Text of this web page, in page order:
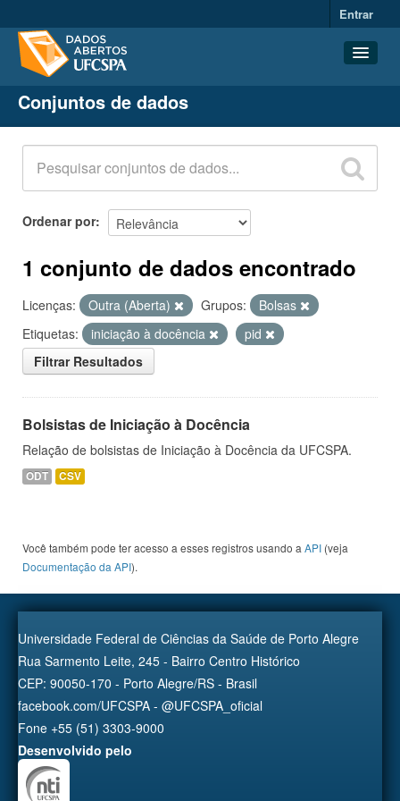
Entrar
Conjuntos de dados
Organizações
Grupos
Sobre
Conjuntos de dados
Ordenar por
1 conjunto de dados encontrado
Licenças: Outra (Aberta) Grupos:
Bolsas
Etiquetas:
iniciação à docência
pid
Filtrar Resultados
Bolsistas de Iniciação à Docência
Relação de bolsistas de Iniciação à Docência da UFCSPA.
ODT CSV
Você também pode ter acesso a esses registros usando a API (veja
Documentação da API).
Universidade Federal de Ciências da Saúde de Porto Alegre
Rua Sarmento Leite, 245 - Bairro Centro Histórico
CEP: 90050-170 - Porto Alegre/RS - Brasil
facebook.com/UFCSPA - @UFCSPA_oficial
Fone +55 (51) 3303-9000
Desenvolvido pelo